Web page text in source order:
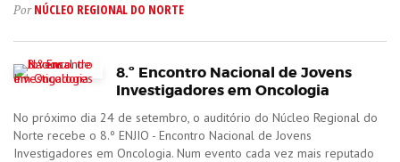
PorNÚCLEO REGIONAL DO NORTE
8.º Encontro Nacional de Jovens
Investigadores em Oncologia
No próximo dia 24 de setembro, o auditório do Núcleo Regional do
Norte recebe o 8.º ENJIO - Encontro Nacional de Jovens
Investigadores em Oncologia. Num evento cada vez mais reputado